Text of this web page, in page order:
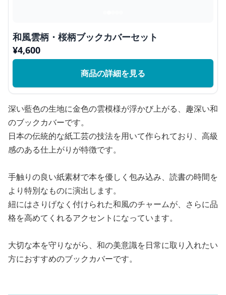
和風雲柄・桜柄ブックカバーセット
¥4,600
商品の詳細を見る
深い藍色の生地に金色の雲模様が浮かび上がる、趣深い和
のブックカバーです。
日本の伝統的な紙工芸の技法を用いて作られており、高級
感のある仕上がりが特徴です。
手触りの良い紙素材で本を優しく包み込み、読書の時間を
より特別なものに演出します。
紐にはさりげなく付けられた和風のチャームが、さらに品
格を高めてくれるアクセントになっています。
大切な本を守りながら、和の美意識を日常に取り入れたい
方におすすめのブックカバーです。